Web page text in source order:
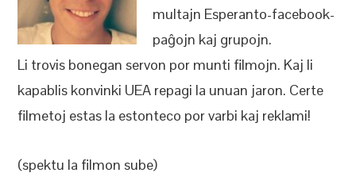
multajn Esperanto-facebook-
paĝojn kaj grupojn.
Li trovis bonegan servon por munti filmojn. Kaj li
kapablis konvinki UEA repagi la unuan jaron. Certe
filmetoj estas la estonteco por varbi kaj reklami!
(spektu la filmon sube)